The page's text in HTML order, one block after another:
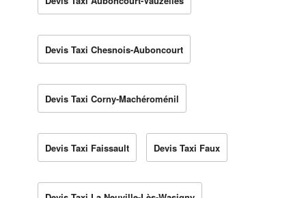
Devis Taxi Chesnois-Auboncourt
Devis Taxi Corny-Machéroménil
Devis Taxi Faissault Devis Taxi Faux